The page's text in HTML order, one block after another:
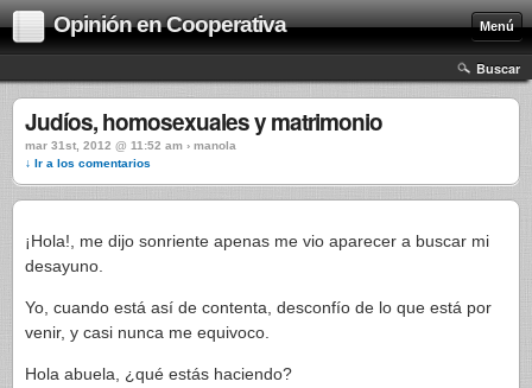
Opinión en Cooperativa Menú
Buscar
Judíos, homosexuales y matrimonio
mar 31st, 2012 @ 11:52 am › manola
↓ Ir a los comentarios
¡Hola!, me dijo sonriente apenas me vio aparecer a buscar mi
desayuno.
Yo, cuando está así de contenta, desconfío de lo que está por
venir, y casi nunca me equivoco.
Hola abuela, ¿qué estás haciendo?